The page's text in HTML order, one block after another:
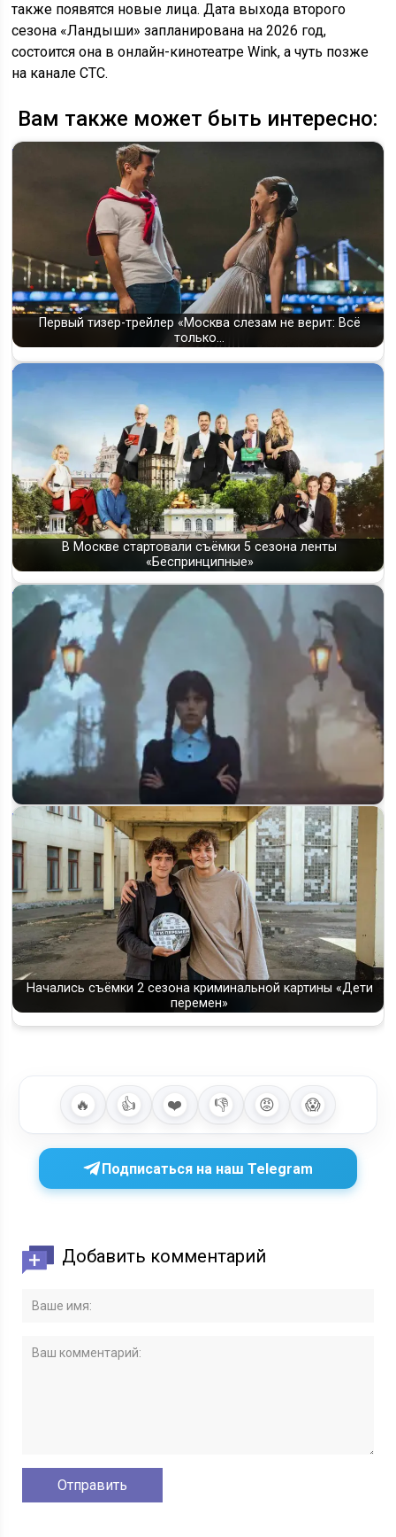
также появятся новые лица. Дата выхода второго
сезона «Ландыши» запланирована на 2026 год,
состоится она в онлайн-кинотеатре Wink, а чуть позже
на канале СТС.
Вам также может быть интересно:
Первый тизер-трейлер «Москва слезам не верит: Всё
только…
В Москве стартовали съёмки 5 сезона ленты
«Беспринципные»
Съёмки 3 сезона «Wednesday» начнутся в феврале 2026
года
Начались съёмки 2 сезона криминальной картины «Дети
перемен»
🔥 👍 ❤️ 👎 😡 😱
Подписаться на наш Telegram
Добавить комментарий